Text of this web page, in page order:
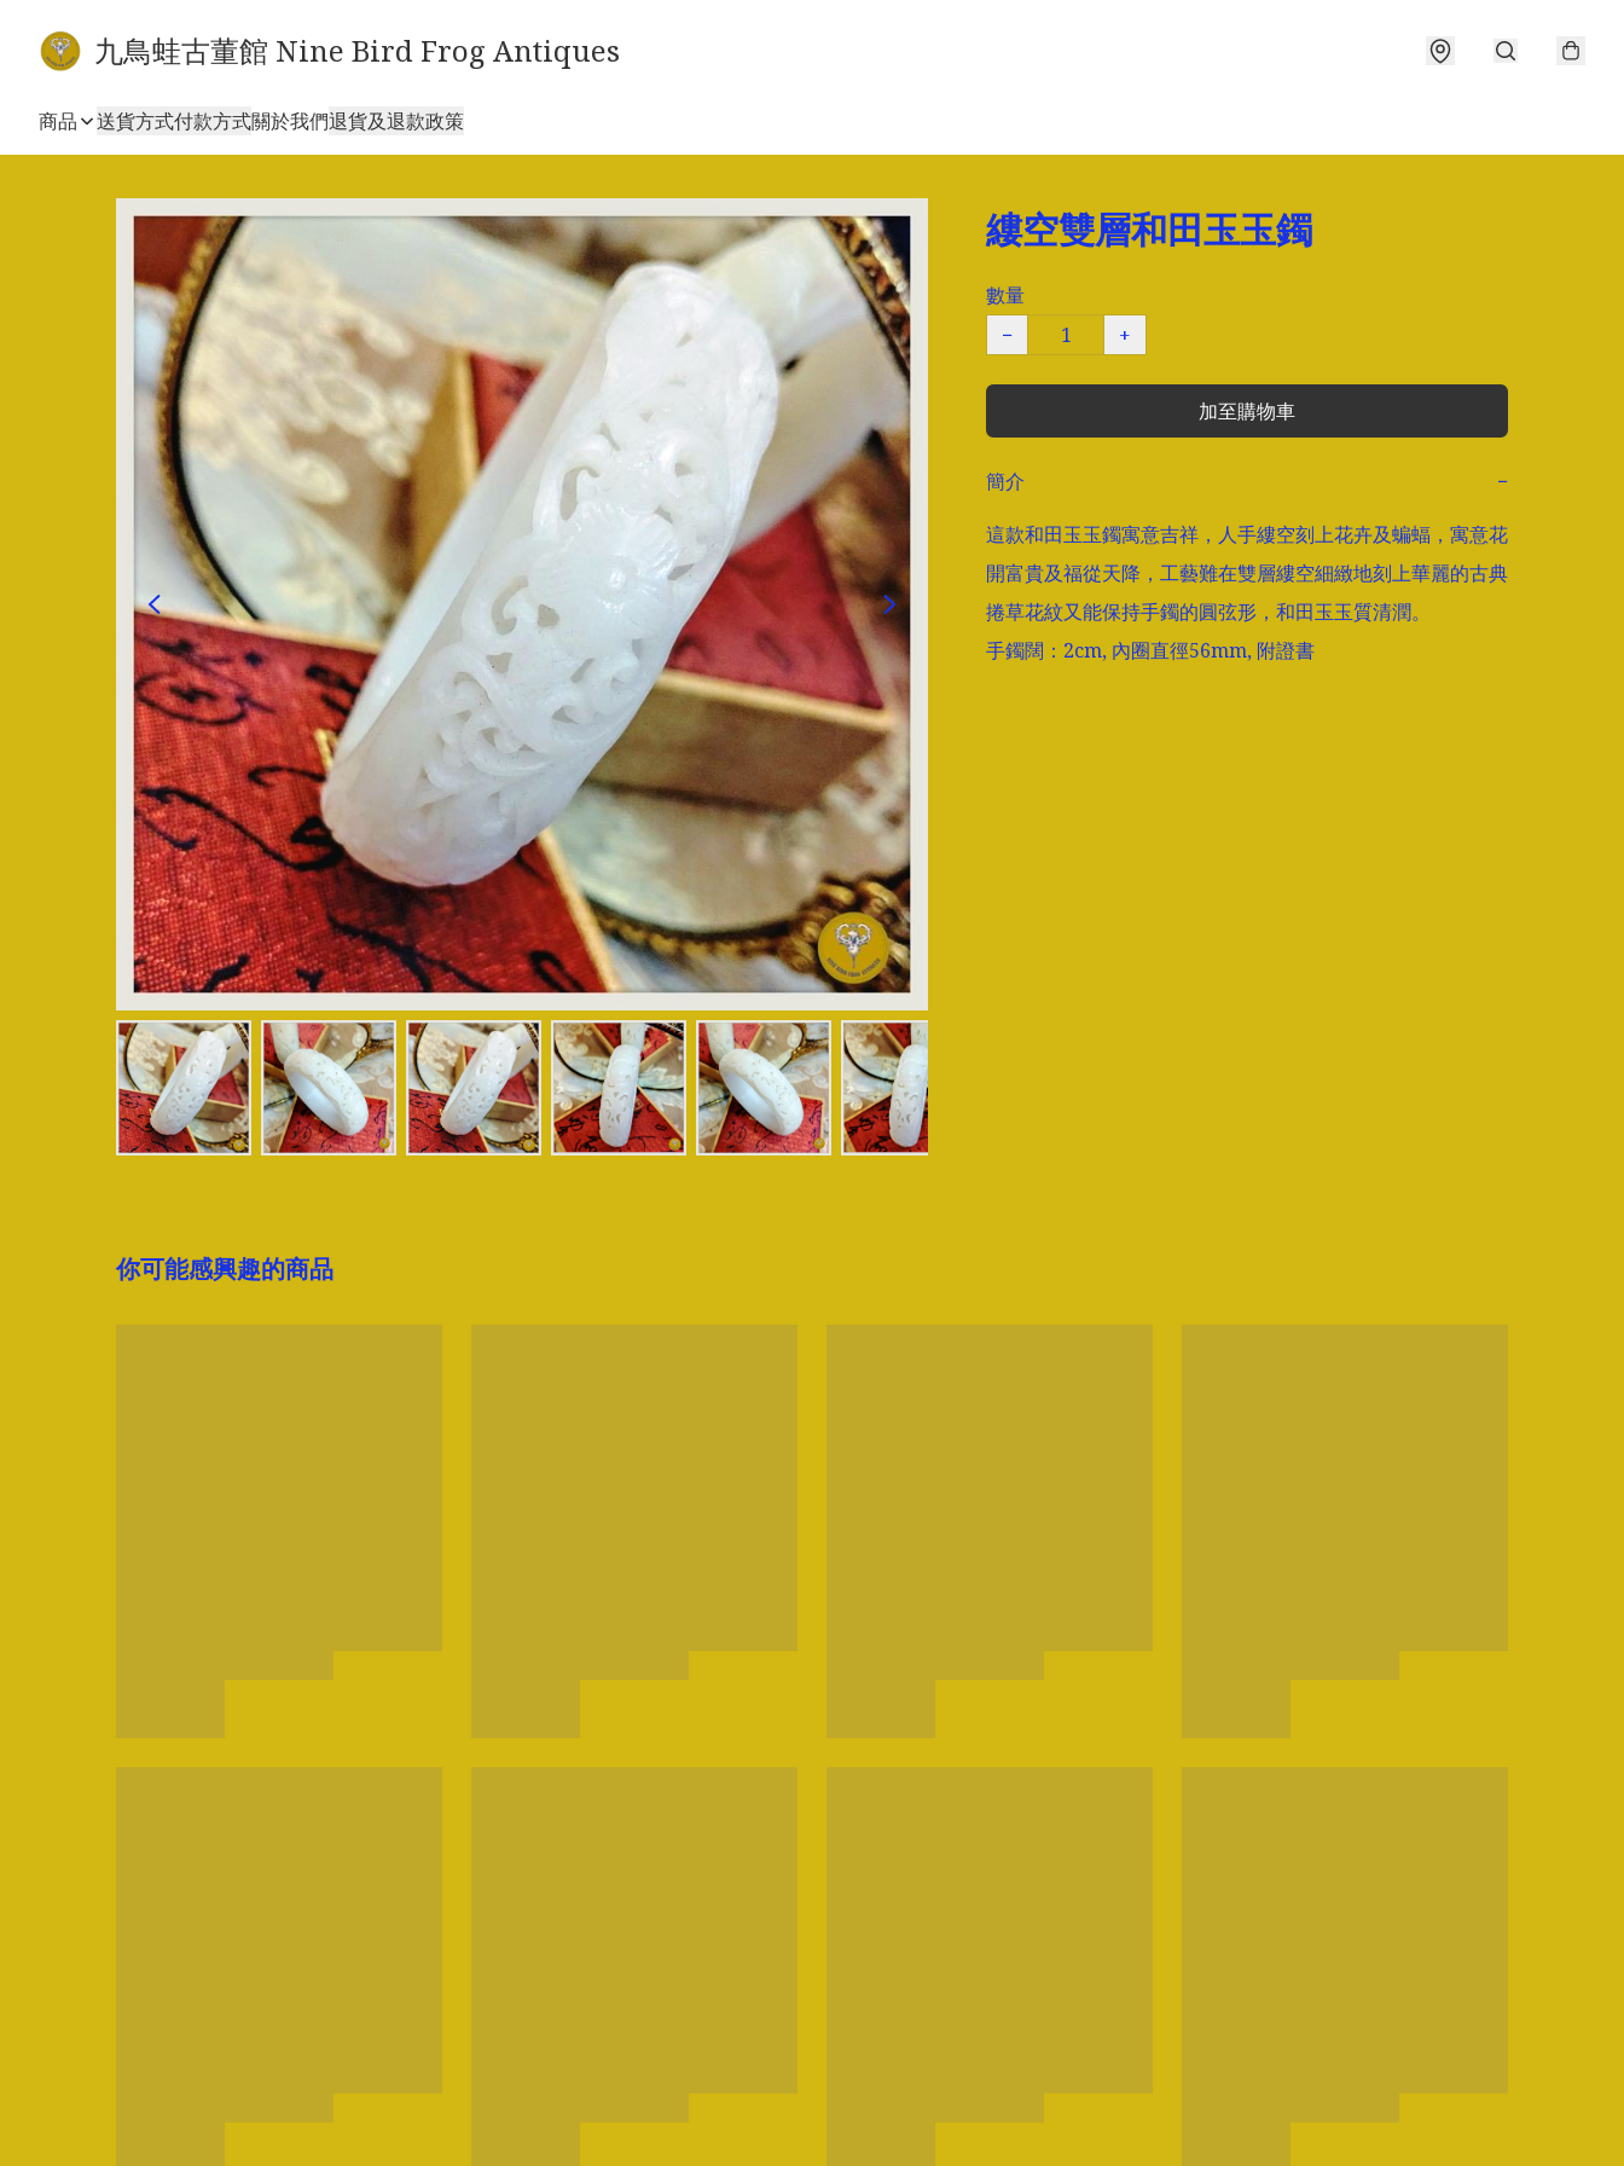
九鳥蛙古董館 Nine Bird Frog Antiques
商品 送貨方式付款方式關於我們退貨及退款政策
縷空雙層和田玉玉鐲
數量
−
+
加至購物車
簡介
−
這款和田玉玉鐲寓意吉祥，人手縷空刻上花卉及蝙蝠，寓意花
開富貴及福從天降，工藝難在雙層縷空細緻地刻上華麗的古典
捲草花紋又能保持手鐲的圓弦形，和田玉玉質清潤。
手鐲闊：2cm, 內圈直徑56mm, 附證書
你可能感興趣的商品